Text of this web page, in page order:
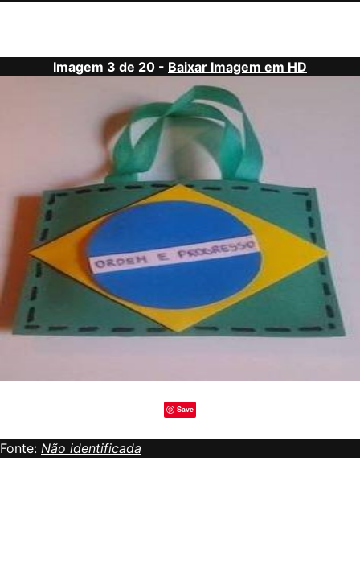
Imagem 3 de 20 - Baixar Imagem em HD
Save
Fonte: Não identificada